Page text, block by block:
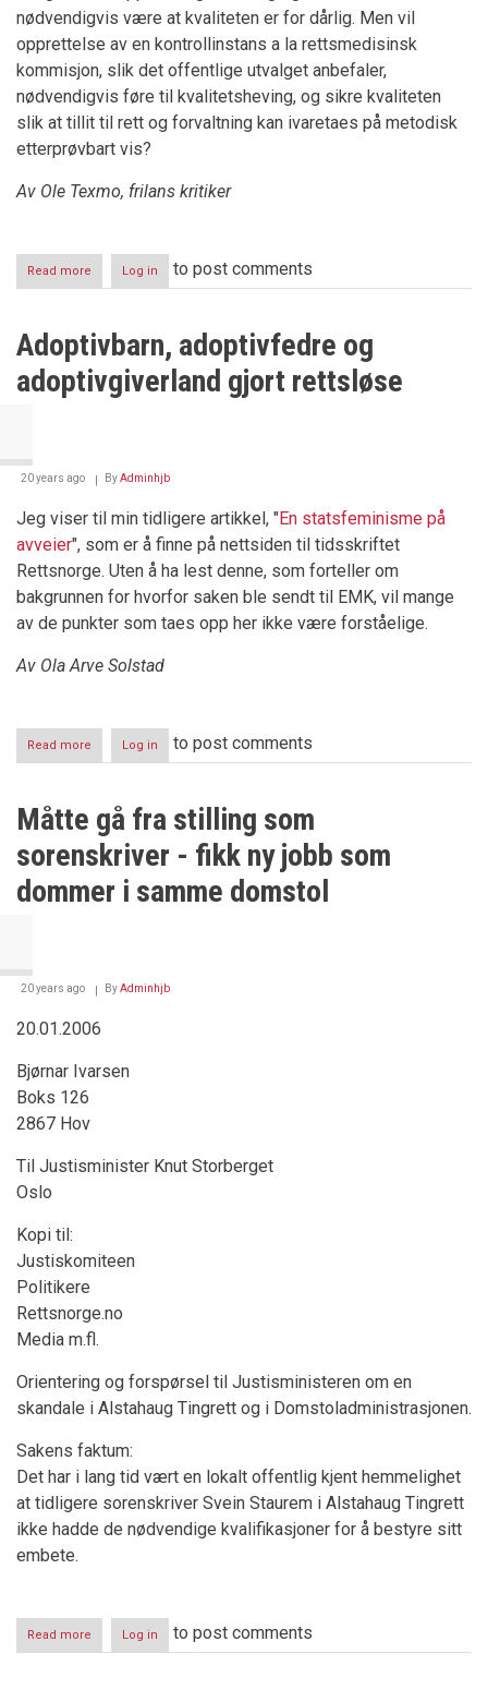
nødvendigvis være at kvaliteten er for dårlig. Men vil
opprettelse av en kontrollinstans a la rettsmedisinsk
kommisjon, slik det offentlige utvalget anbefaler,
nødvendigvis føre til kvalitetsheving, og sikre kvaliteten
slik at tillit til rett og forvaltning kan ivaretaes på metodisk
etterprøvbart vis?
Av Ole Texmo, frilans kritiker
Read more about
Keiserens
Log in to post comments
Adoptivbarn, adoptivfedre og
adoptivgiverland gjort rettsløse
20 years ago ByAdminhjb
Jeg viser til min tidligere artikkel, "En statsfeminisme på
avveier", som er å finne på nettsiden til tidsskriftet
Rettsnorge. Uten å ha lest denne, som forteller om
bakgrunnen for hvorfor saken ble sendt til EMK, vil mange
av de punkter som taes opp her ikke være forståelige.
Av Ola Arve Solstad
Read more about
Adoptivbarn,
adoptivgiverland
gjort
rettsløse
Log in to post comments
Måtte gå fra stilling som
sorenskriver - fikk ny jobb som
dommer i samme domstol
20 years ago ByAdminhjb
20.01.2006
Bjørnar Ivarsen
Boks 126
2867 Hov
Til Justisminister Knut Storberget
Oslo
Kopi til:
Justiskomiteen
Politikere
Rettsnorge.no
Media m.fl.
Orientering og forspørsel til Justisministeren om en
skandale i Alstahaug Tingrett og i Domstoladministrasjonen.
Sakens faktum:
Det har i lang tid vært en lokalt offentlig kjent hemmelighet
at tidligere sorenskriver Svein Staurem i Alstahaug Tingrett
ikke hadde de nødvendige kvalifikasjoner for å bestyre sitt
embete.
Read more about
Måtte
Log in to post comments